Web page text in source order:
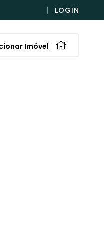
LOGIN
Imóvel